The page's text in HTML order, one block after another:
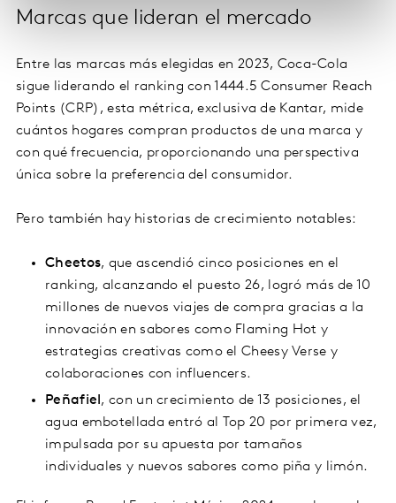
Marcas que lideran el mercado
Entre las marcas más elegidas en 2023, Coca-Cola
sigue liderando el ranking con 1444.5 Consumer Reach
Points (CRP), esta métrica, exclusiva de Kantar, mide
cuántos hogares compran productos de una marca y
con qué frecuencia, proporcionando una perspectiva
única sobre la preferencia del consumidor.
Pero también hay historias de crecimiento notables:
Cheetos, que ascendió cinco posiciones en el
ranking, alcanzando el puesto 26, logró más de 10
millones de nuevos viajes de compra gracias a la
innovación en sabores como Flaming Hot y
estrategias creativas como el Cheesy Verse y
colaboraciones con influencers.
Peñafiel , con un crecimiento de 13 posiciones, el
agua embotellada entró al Top 20 por primera vez,
impulsada por su apuesta por tamaños
individuales y nuevos sabores como piña y limón.